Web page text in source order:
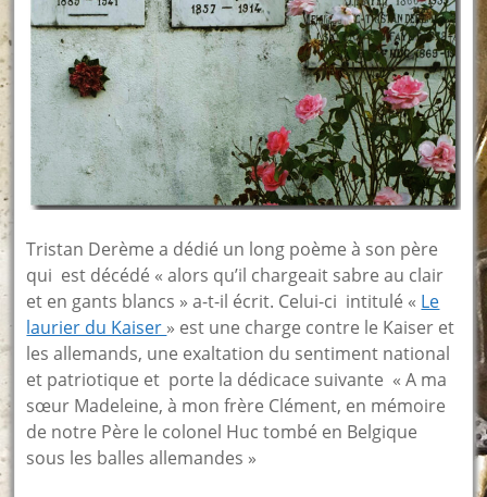
Tristan Derème a dédié un long poème à son père
qui est décédé « alors qu’il chargeait sabre au clair
et en gants blancs » a-t-il écrit. Celui-ci intitulé « Le
laurier du Kaiser » est une charge contre le Kaiser et
les allemands, une exaltation du sentiment national
et patriotique et porte la dédicace suivante « A ma
sœur Madeleine, à mon frère Clément, en mémoire
de notre Père le colonel Huc tombé en Belgique
sous les balles allemandes »